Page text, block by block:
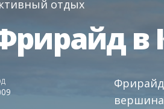
отдых
в
вершина